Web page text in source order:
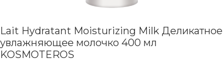
Lait Hydratant Moisturizing Milk Деликатное
увлажняющее молочко 400 мл
KOSMOTEROS